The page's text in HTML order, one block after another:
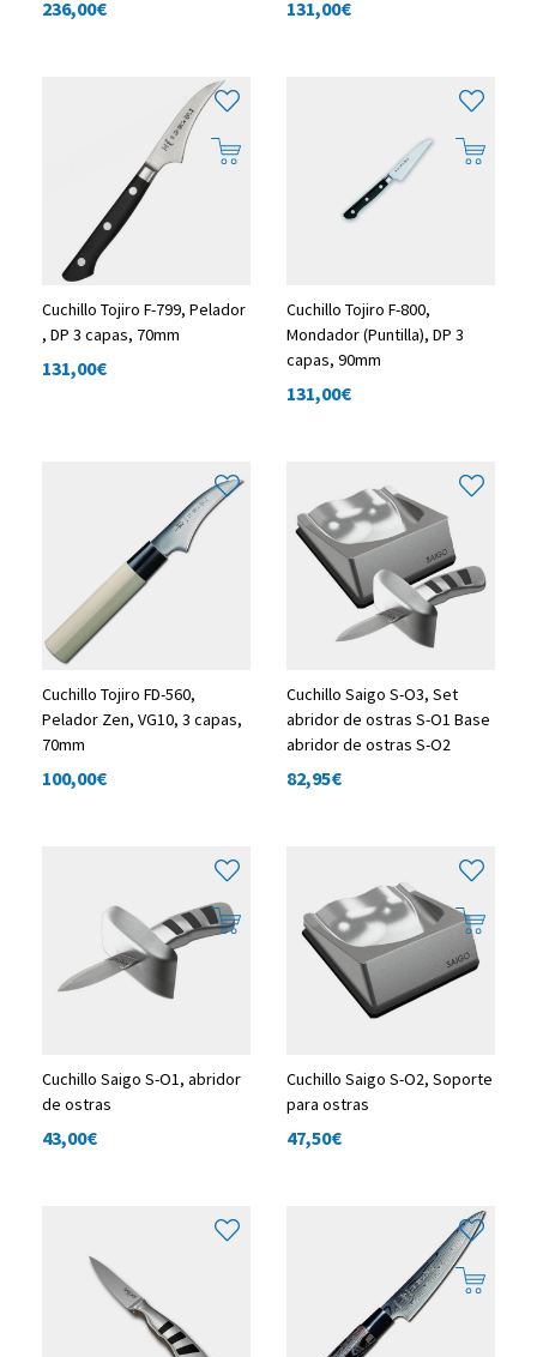
236,00€ 131,00€
Cuchillo Tojiro F-799, Pelador
, DP 3 capas, 70mm
131,00€
Cuchillo Tojiro F-800,
Mondador (Puntilla), DP 3
capas, 90mm
131,00€
Cuchillo Tojiro FD-560,
Pelador Zen, VG10, 3 capas,
70mm
100,00€
Cuchillo Saigo S-O3, Set
abridor de ostras S-O1 Base
abridor de ostras S-O2
82,95€
Cuchillo Saigo S-O1, abridor
de ostras
43,00€
Cuchillo Saigo S-O2, Soporte
para ostras
47,50€